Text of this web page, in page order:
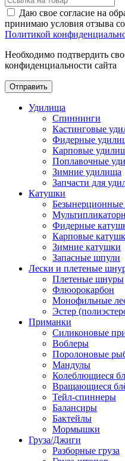
Даю свое согласие на
принимаю условия отзыва
Политикой
Необходимо подтвердить
конфиденциальности сайта
Отправить
Удилища
Спиннинги
Кастинговые
Фидерные
Карповые
Поплавочные
Зимние удилища
Запчасти для
Катушки
Безынерционные
Фидерные
Карповые
Зимние катушки
Запасные шпули
Лески и плетеные
Плетеные шнуры
Флюорокарбон
Монофильные
Эстер
Приманки
Силиконовые
Воблеры
Поролоновые
Мандулы
Колеблющиеся
Вращающиеся
Тейл-спиннеры
Балансиры
Бактейлы
Мормышки
Груза/Джиги
Разборные груза